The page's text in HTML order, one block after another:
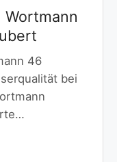
Wortmann
46
bei